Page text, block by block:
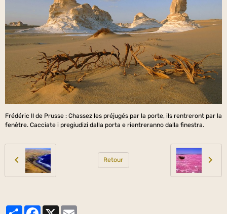
Frédéric II de Prusse : Chassez les préjugés par la porte, ils rentreront par la
fenêtre. Cacciate i pregiudizi dalla porta e rientreranno dalla finestra.
Retour
PartagerFacebook
X